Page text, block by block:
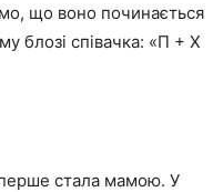
що воно починається
блозі співачка: «П + Х
стала мамою. У